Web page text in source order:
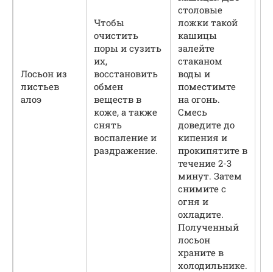
Лосьон из
листьев
алоэ
Чтобы
очистить
поры и сузить
их,
восстановить
обмен
веществ в
коже, а также
снять
воспаление и
раздражение.
столовые
ложки такой
кашицы
залейте
стаканом
воды и
поместимте
на огонь.
Смесь
доведите до
кипения и
прокипятите в
течение 2-3
минут. Затем
снимите с
огня и
охладите.
Полученный
лосьон
храните в
холодильнике.